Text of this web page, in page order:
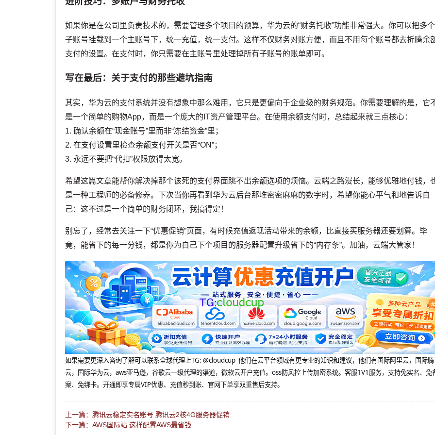
如果你是在公司里负责技术的，需要管理多个项目的预算，华为云的“财务托收”功能非常强大。你可以把多个
子账号挂载到一个主账号下，统一充值，统一支付。这样不仅财务对账方便，而且不用每个账号都去折腾余
支付的设置。在支付时，你只需要在主账号里处理掉所有子账号的账单即可。
写在最后：关于支付的那些避坑指南
其实，华为云的支付系统并没有想象中那么难用，它只是更偏向于企业级的财务规范。你需要理解的是，它
是一个简单的购物App，而是一个庞大的IT资产管理平台。在使用余额支付时，总结起来就三点核心：
1. 确认余额在“现金账号”里而非“冻结资金”里；
2. 在支付设置里检查余额支付开关是否“ON”；
3. 永远不要把“代扣”权限放得太宽。
希望这篇文章能帮你解决掉那个该死的支付界面跳不出余额选项的烦恼。云端之路漫长，能够优雅地付钱，
是一种工程师的必备修养。下次当你再看到华为云后台那堆密密麻麻的数字时，希望你能心平气和地告诉自
己：这不过是一个简单的财务闭环，我搞得定！
别忘了，经常去关注一下“优惠促销”页面，有时候充值返现活动带来的余额，比直接买服务器还要划算。毕
竟，能省下的每一分钱，都是你为自己下个项目的服务器配置升级省下的“内存条”。加油，云端大管家！
如果需要更深入咨询了解可以联系全球代理上TG: @cloudcup 他们在云平台领域有更专业的知识和建议，他们有国际阿里云，国际
云，国际华为云，aws亚马逊，谷歌云一级代理的渠道，微软云开户充值。oss防风控上传加密系统。客服1V1服务，支持免实名、免
案、免绑卡。开通即享专属VIP优惠、充值秒到账、官网下单享双重售后支持。
上一篇：腾讯云稳定实名账号 腾讯云2核4G服务器促销
下一篇：AWS国际站 这样配置AWS最省钱